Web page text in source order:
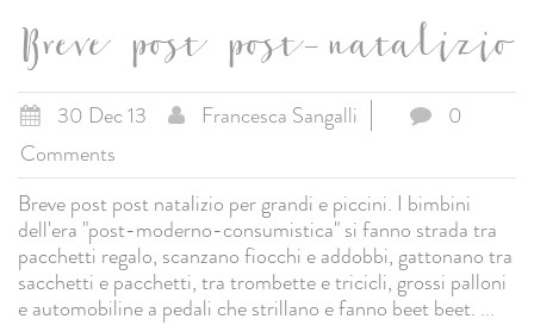
Breve post post-natalizio
30 Dec 13 Francesca Sangalli
0
Comments
Breve post post natalizio per grandi e piccini. I bimbini
dell'era "post-moderno-consumistica" si fanno strada tra
pacchetti regalo, scanzano fiocchi e addobbi, gattonano tra
sacchetti e pacchetti, tra trombette e tricicli, grossi palloni
e automobiline a pedali che strillano e fanno beet beet. ...